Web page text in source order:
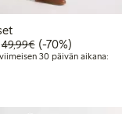
Alennettu hinta: 14,99
49,99€Normaalihinta:
70% alennus
(-70%)
30 päivän aikana:
viimeisen 30 päivän